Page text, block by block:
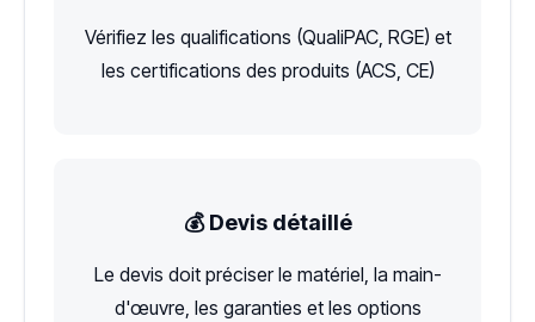
Vérifiez les qualifications (QualiPAC, RGE) et
les certifications des produits (ACS, CE)
💰 Devis détaillé
Le devis doit préciser le matériel, la main-
d'œuvre, les garanties et les options